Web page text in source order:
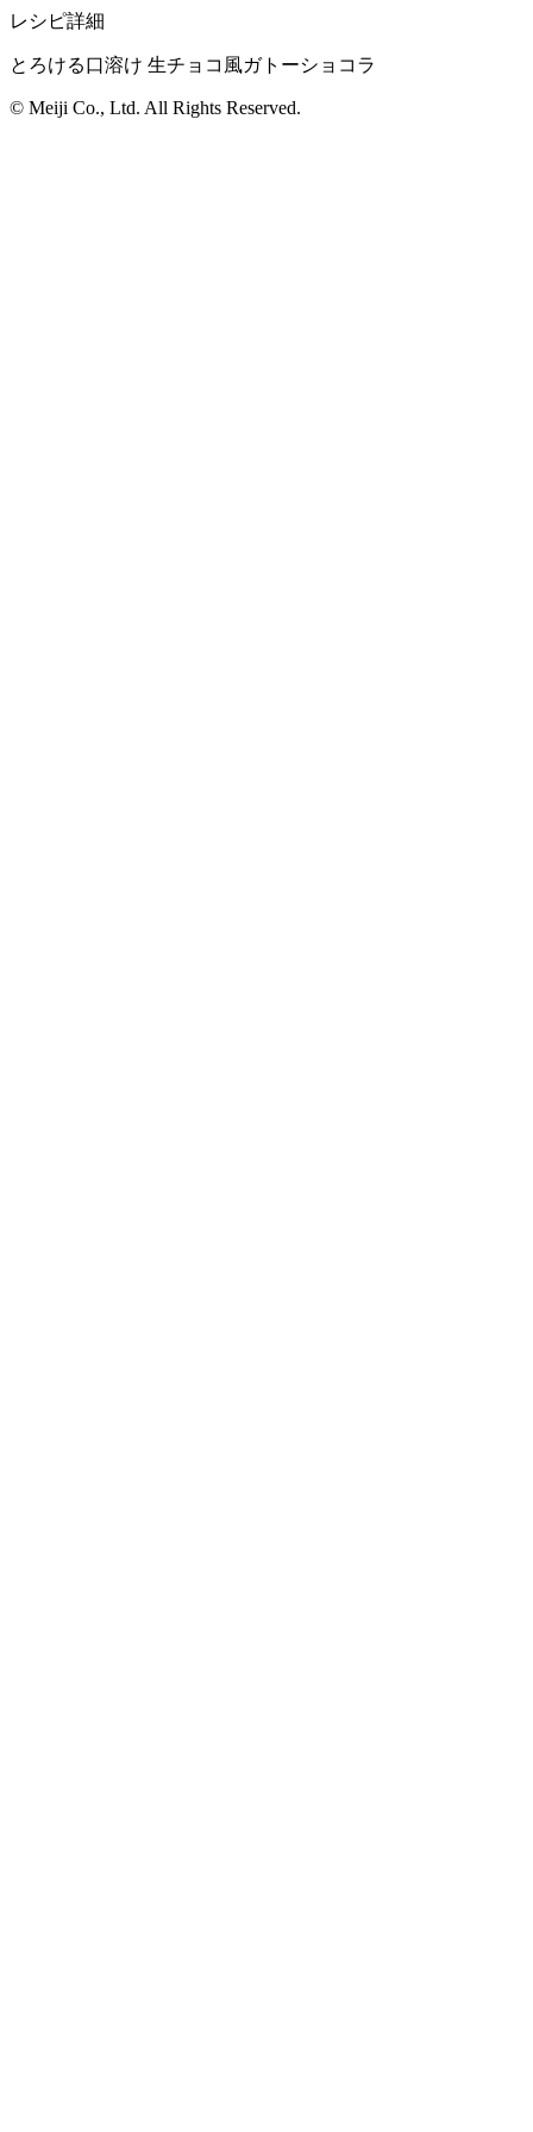
レシピ詳細
とろける口溶け 生チョコ風ガトーショコラ
© Meiji Co., Ltd. All Rights Reserved.